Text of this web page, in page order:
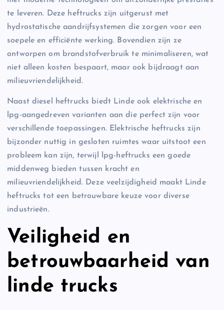
te leveren. Deze heftrucks zijn uitgerust met
hydrostatische aandrijfsystemen die zorgen voor een
soepele en efficiënte werking. Bovendien zijn ze
ontworpen om brandstofverbruik te minimaliseren, wat
niet alleen kosten bespaart, maar ook bijdraagt aan
milieuvriendelijkheid.
Naast diesel heftrucks biedt Linde ook elektrische en
lpg-aangedreven varianten aan die perfect zijn voor
verschillende toepassingen. Elektrische heftrucks zijn
bijzonder nuttig in gesloten ruimtes waar uitstoot een
probleem kan zijn, terwijl lpg-heftrucks een goede
middenweg bieden tussen kracht en
milieuvriendelijkheid. Deze veelzijdigheid maakt Linde
heftrucks tot een betrouwbare keuze voor diverse
industrieën.
Veiligheid en
betrouwbaarheid van
linde trucks